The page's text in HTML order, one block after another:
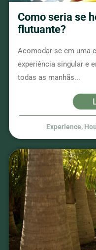
Como seria se
flutuante?
Acomodar-se em uma
experiência singular e
todas as manhãs...
Experience,